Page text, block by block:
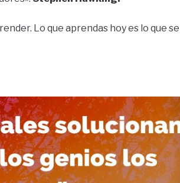
Lo que aprendas hoy es lo que